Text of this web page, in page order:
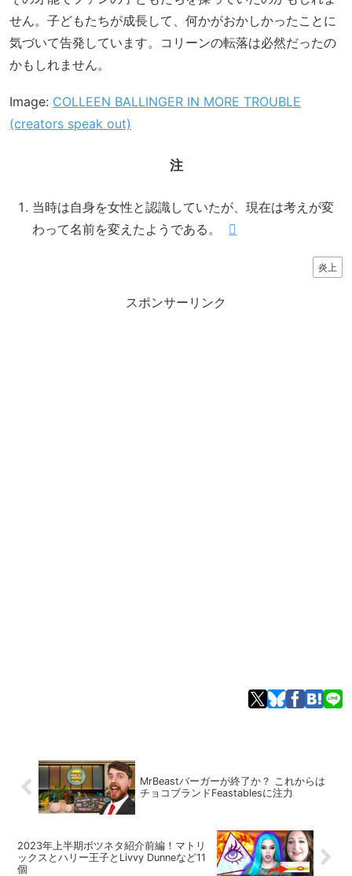
せん。子どもたちが成長して、何かがおかしかったことに
気づいて告発しています。コリーンの転落は必然だったの
かもしれません。
Image: COLLEEN BALLINGER IN MORE TROUBLE
(creators speak out)
注
当時は自身を女性と認識していたが、現在は考えが変
わって名前を変えたようである。
炎上
スポンサーリンク
MrBeastバーガーが終了か？ これからは
チョコブランドFeastablesに注力
2023年上半期ボツネタ紹介前編！マトリ
ックスとハリー王子とLivvy Dunneなど11
個